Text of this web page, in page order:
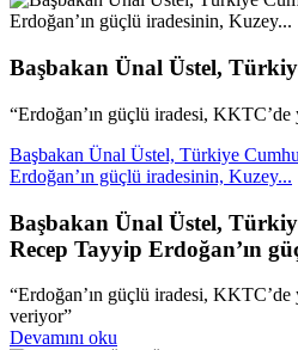
Başbakan Ünal Üstel,
“Erdoğan’ın güçlü iradesi, KKTC’de
Başbakan Ünal Üstel, Türkiye
Erdoğan’ın güçlü iradesinin, Kuzey...
Başbakan Ünal Üstel,
Recep Tayyip Erdoğan’ın
“Erdoğan’ın güçlü iradesi, KKTC’de
veriyor”
Devamını oku